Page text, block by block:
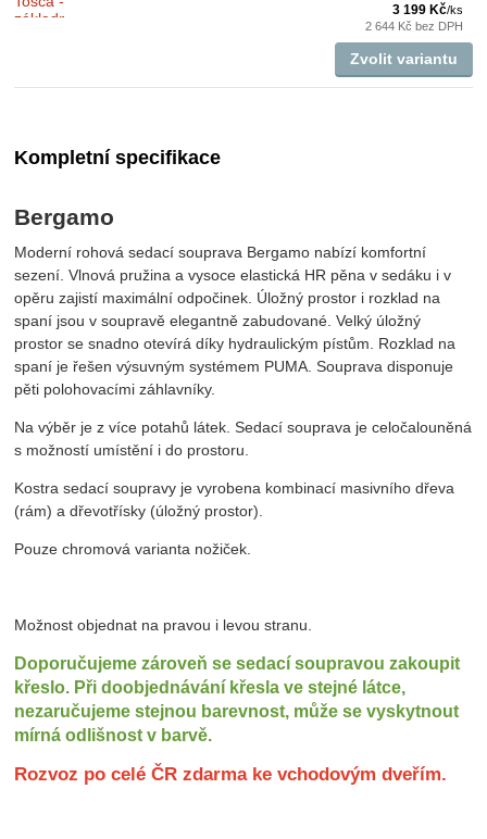
3 199 Kč/ks
2 644 Kčbez DPH
Zvolit variantu
Kompletní specifikace
Bergamo
Moderní rohová sedací souprava Bergamo nabízí komfortní
sezení. Vlnová pružina a vysoce elastická HR pěna v sedáku i v
opěru zajistí maximální odpočinek. Úložný prostor i rozklad na
spaní jsou v soupravě elegantně zabudované. Velký úložný
prostor se snadno otevírá díky hydraulickým pístům. Rozklad na
spaní je řešen výsuvným systémem PUMA. Souprava disponuje
pěti polohovacími záhlavníky.
Na výběr je z více potahů látek. Sedací souprava je celočalouněná
s možností umístění i do prostoru.
Kostra sedací soupravy je vyrobena kombinací masivního dřeva
(rám) a dřevotřísky (úložný prostor).
Pouze chromová varianta nožiček.
Možnost objednat na pravou i levou stranu.
Doporučujeme zároveň se sedací soupravou zakoupit
křeslo. Při doobjednávání křesla ve stejné látce,
nezaručujeme stejnou barevnost, může se vyskytnout
mírná odlišnost v barvě.
Rozvoz po celé ČR zdarma ke vchodovým dveřím.